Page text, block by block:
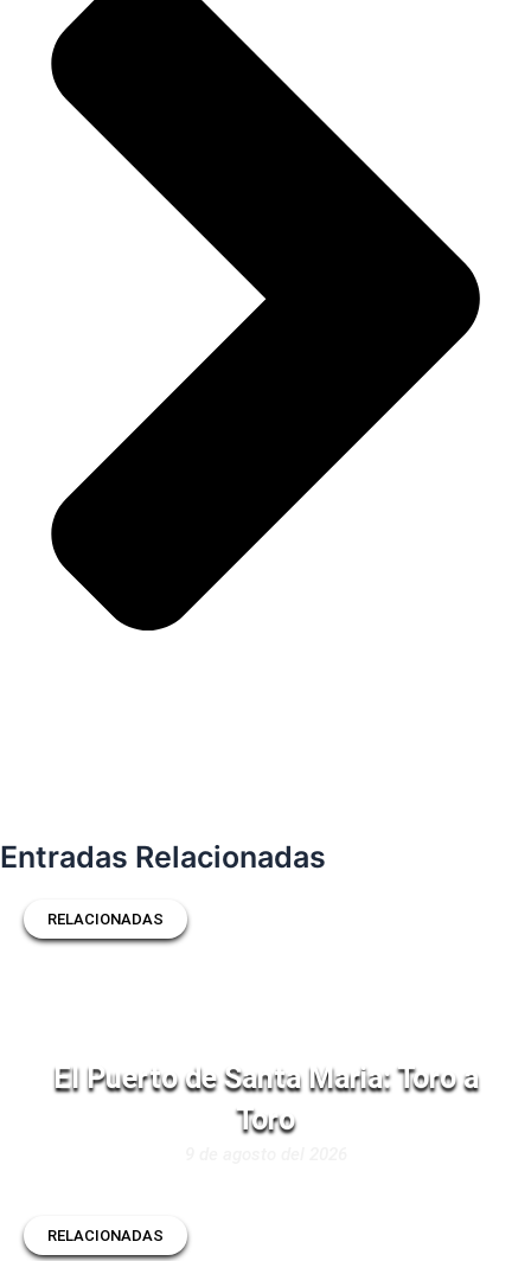
Entradas Relacionadas
RELACIONADAS
El Puerto de Santa Maria: Toro a
Toro
RELACIONADAS